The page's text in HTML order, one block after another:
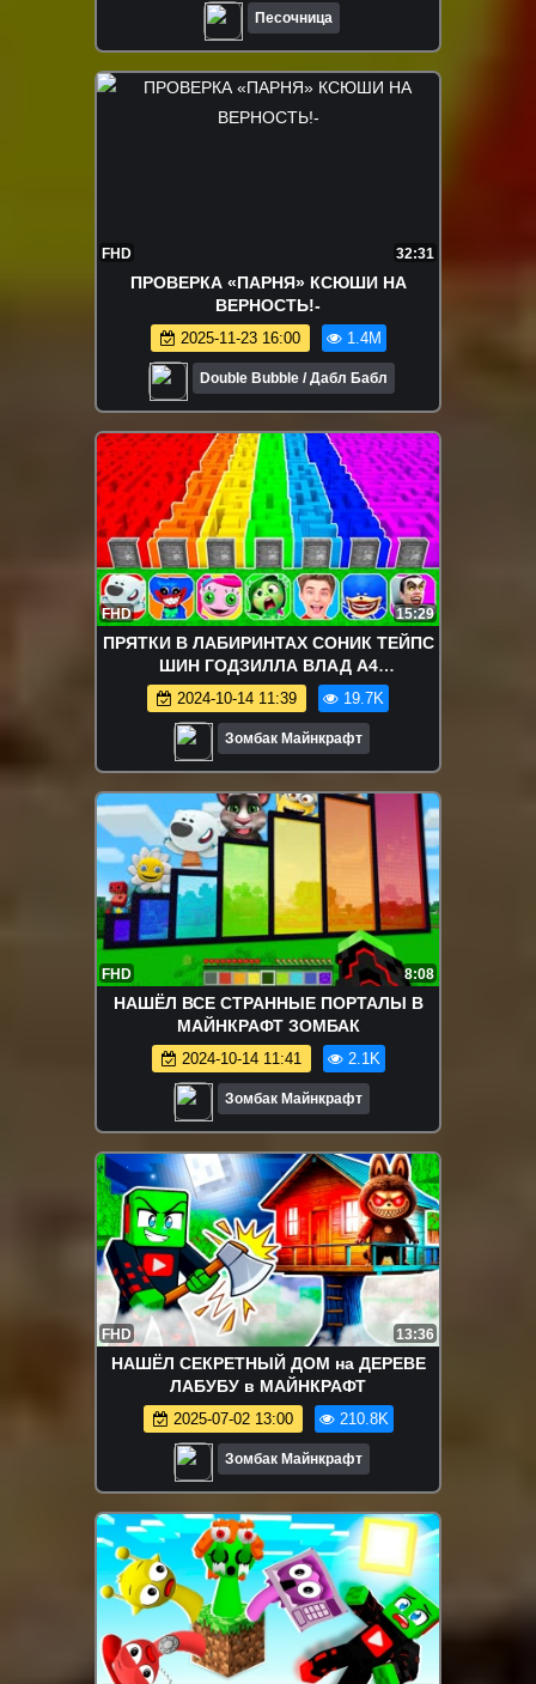
Песочница
FHD 32:31
ПРОВЕРКА «ПАРНЯ» КСЮШИ НА
ВЕРНОСТЬ!-
2025-11-23 16:00 1.4M
Double Bubble / Дабл Бабл
FHD 15:29
ПРЯТКИ В ЛАБИРИНТАХ СОНИК ТЕЙПС
ШИН ГОДЗИЛЛА ВЛАД А4
ГОЛОВОЛОМКА 2 МИМИМИШКИ В
МАЙНКРАФТ ЗОМБАК
2024-10-14 11:39 19.7K
Зомбак Майнкрафт
FHD 8:08
НАШЁЛ ВСЕ СТРАННЫЕ ПОРТАЛЫ В
МАЙНКРАФТ ЗОМБАК
2024-10-14 11:41 2.1K
Зомбак Майнкрафт
FHD 13:36
НАШЁЛ СЕКРЕТНЫЙ ДОМ на ДЕРЕВЕ
ЛАБУБУ в МАЙНКРАФТ
2025-07-02 13:00 210.8K
Зомбак Майнкрафт